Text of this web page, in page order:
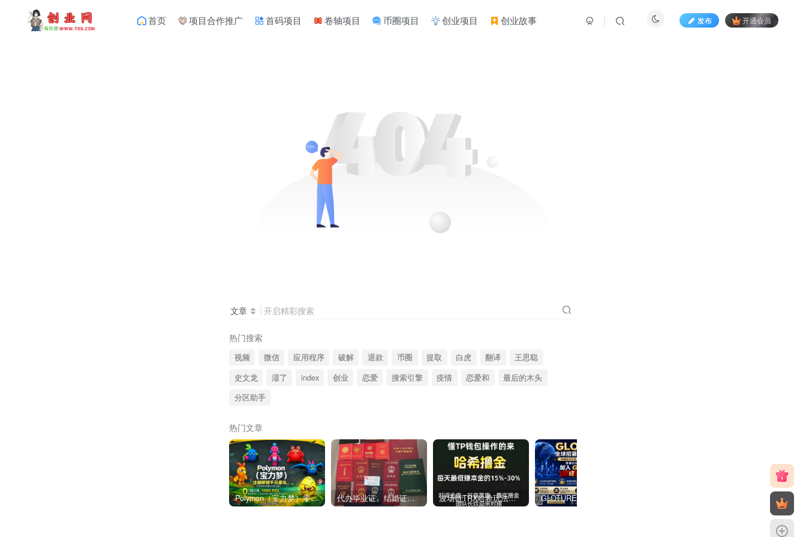
首页 项目合作推广 首码项目 卷轴项目 币圈项目 创业项目 创业故事 发布 开通会员
文章 开启精彩搜索
热门搜索
视频 微信 应用程序 破解 退款 币圈 提取 白虎 翻译
王思聪
史文龙
湿了 index 创业 恋爱 搜索引擎 疫情 恋爱和
最后的木头
分区助手
热门文章
Polymon（宝力梦）零撸链游天花板，稳定收益，轻松变现，今日全球首发！ 代办毕业证、结婚证、房产证、不动产权证书、离婚证、中专/大专/高中 ​波场链TRX哈希玩法深度解析：低门槛也能实现稳定回报的新思路